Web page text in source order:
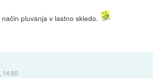
pluvanja v lastno skledo.
14:50